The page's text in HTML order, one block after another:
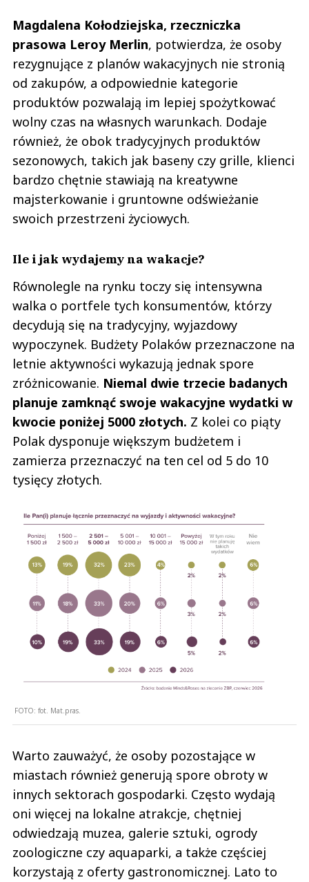
Magdalena Kołodziejska, rzeczniczka
prasowa Leroy Merlin, potwierdza, że osoby
rezygnujące z planów wakacyjnych nie stronią
od zakupów, a odpowiednie kategorie
produktów pozwalają im lepiej spożytkować
wolny czas na własnych warunkach. Dodaje
również, że obok tradycyjnych produktów
sezonowych, takich jak baseny czy grille, klienci
bardzo chętnie stawiają na kreatywne
majsterkowanie i gruntowne odświeżanie
swoich przestrzeni życiowych.
Ile i jak wydajemy na wakacje?
Równolegle na rynku toczy się intensywna
walka o portfele tych konsumentów, którzy
decydują się na tradycyjny, wyjazdowy
wypoczynek. Budżety Polaków przeznaczone na
letnie aktywności wykazują jednak spore
zróżnicowanie. Niemal dwie trzecie badanych
planuje zamknąć swoje wakacyjne wydatki w
kwocie poniżej 5000 złotych. Z kolei co piąty
Polak dysponuje większym budżetem i
zamierza przeznaczyć na ten cel od 5 do 10
tysięcy złotych.
FOTO: fot. Mat.pras.
Warto zauważyć, że osoby pozostające w
miastach również generują spore obroty w
innych sektorach gospodarki. Często wydają
oni więcej na lokalne atrakcje, chętniej
odwiedzają muzea, galerie sztuki, ogrody
zoologiczne czy aquaparki, a także częściej
korzystają z oferty gastronomicznej. Lato to